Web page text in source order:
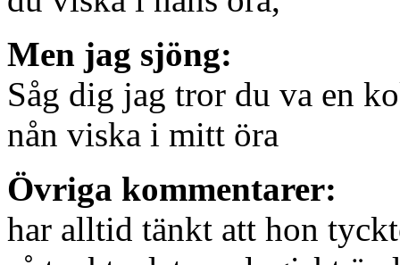
Men jag sjöng:
Såg dig jag tror du va en
nån viska i mitt öra
Övriga kommentarer:
har alltid tänkt att hon